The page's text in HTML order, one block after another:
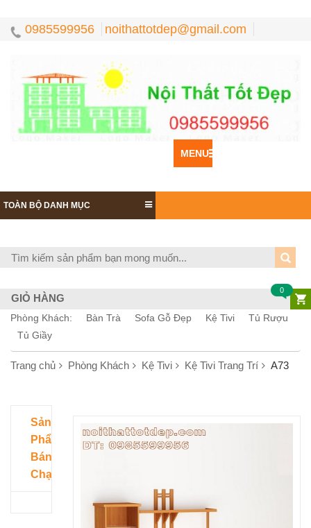
0985599956 noithattotdep@gmail.com
MENU
TOÀN BỘ DANH MỤC
GIỎ HÀNG
0
Phòng Khách: Bàn Trà Sofa Gỗ Đẹp Kệ Tivi
Tủ Rượu
Tủ Giầy
Trang chủ Phòng Khách Kệ Tivi Kệ Tivi Trang Trí A73
Sản
Phẩm
Bán
Chạy